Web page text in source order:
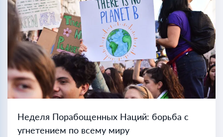
Неделя Порабощенных Наций: борьба с
угнетением по всему миру